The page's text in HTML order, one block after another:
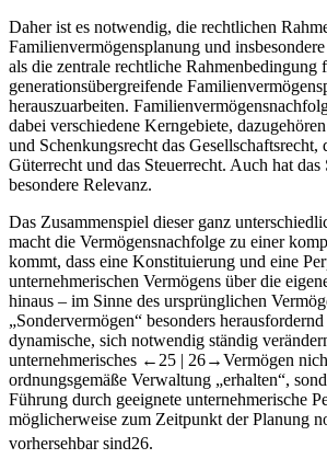
Daher ist es notwendig, die rechtlichen
Familienvermögensplanung und
als die zentrale rechtliche Rahmenbedingung
generationsübergreifende
herauszuarbeiten.
dabei verschiedene Kerngebiete,
und Schenkungsrecht das Gesellschaftsrecht,
Güterrecht und das Steuerrecht. Auch hat
besondere Relevanz.
Das Zusammenspiel dieser ganz
macht die Vermögensnachfolge zu einer
kommt, dass eine Konstituierung und eine
unternehmerischen Vermögens über die
hinaus – im Sinne des ursprünglichen
„Sondervermögen“ besonders
dynamische, sich notwendig ständig
unternehmerisches ←25 | 26→Vermögen
ordnungsgemäße Verwaltung „erhalten“,
Führung durch geeignete unternehmerische
möglicherweise zum Zeitpunkt der Planung
vorhersehbar sind26.